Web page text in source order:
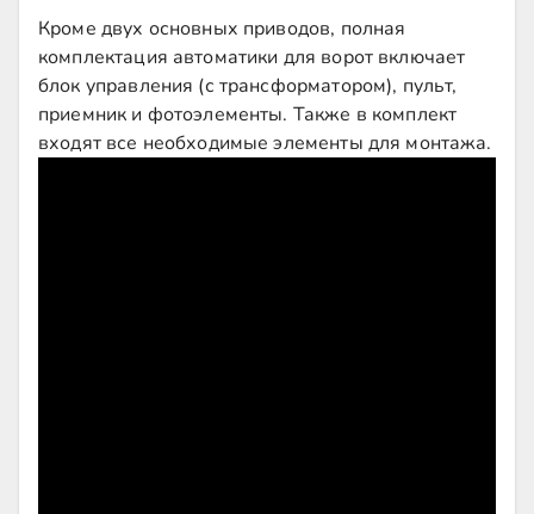
Кроме двух основных приводов, полная
комплектация автоматики для ворот включает
блок управления (с трансформатором), пульт,
приемник и фотоэлементы. Также в комплект
входят все необходимые элементы для монтажа.